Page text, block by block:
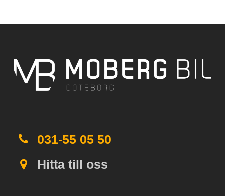
031-55 05 50
Hitta till oss